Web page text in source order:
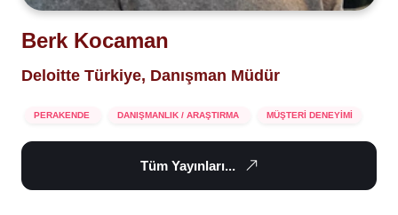
Berk Kocaman
Deloitte Türkiye, Danışman Müdür
PERAKENDE DANIŞMANLIK / ARAŞTIRMA MÜŞTERİ DENEYİMİ
Tüm Yayınları...